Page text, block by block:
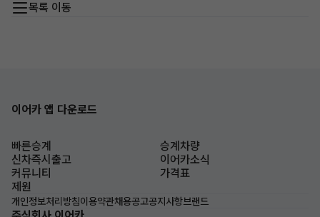
목록 이동
이어카 앱 다운로드
빠른승계
승계차량
신차즉시출고
이어카소식
커뮤니티
가격표
제원
개인정보처리방침이용약관채용공고공지사항브랜드